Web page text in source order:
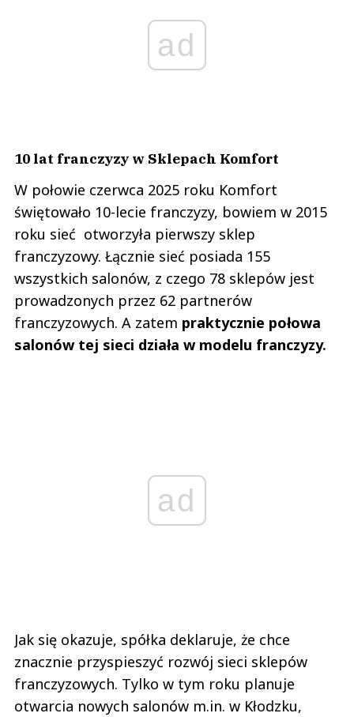
ad
10 lat franczyzy w Sklepach Komfort
W połowie czerwca 2025 roku Komfort
świętowało 10-lecie franczyzy, bowiem w 2015
roku sieć otworzyła pierwszy sklep
franczyzowy. Łącznie sieć posiada 155
wszystkich salonów, z czego 78 sklepów jest
prowadzonych przez 62 partnerów
franczyzowych. A zatem praktycznie połowa
salonów tej sieci działa w modelu franczyzy.
ad
Jak się okazuje, spółka deklaruje, że chce
znacznie przyspieszyć rozwój sieci sklepów
franczyzowych. Tylko w tym roku planuje
otwarcia nowych salonów m.in. w Kłodzku,